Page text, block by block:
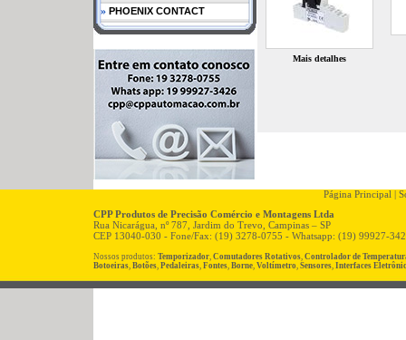
» PHOENIX CONTACT
Mais detalhes
Página Principal |
CPP Produtos de Precisão Comércio e Montagens Ltda
Rua Nicarágua, nº 787, Jardim do Trevo, Campinas – SP
CEP 13040-030 - Fone/Fax: (19) 3278-0755 - Whatsapp: (19) 99927-
Nossos produtos: Temporizador, Comutadores Rotativos, Controlador de
Botoeiras, Botões, Pedaleiras, Fontes, Borne, Voltímetro, Sensores, Interfaces